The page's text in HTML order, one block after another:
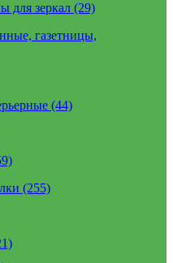
для зеркал (29)
газетницы,
(44)
(255)